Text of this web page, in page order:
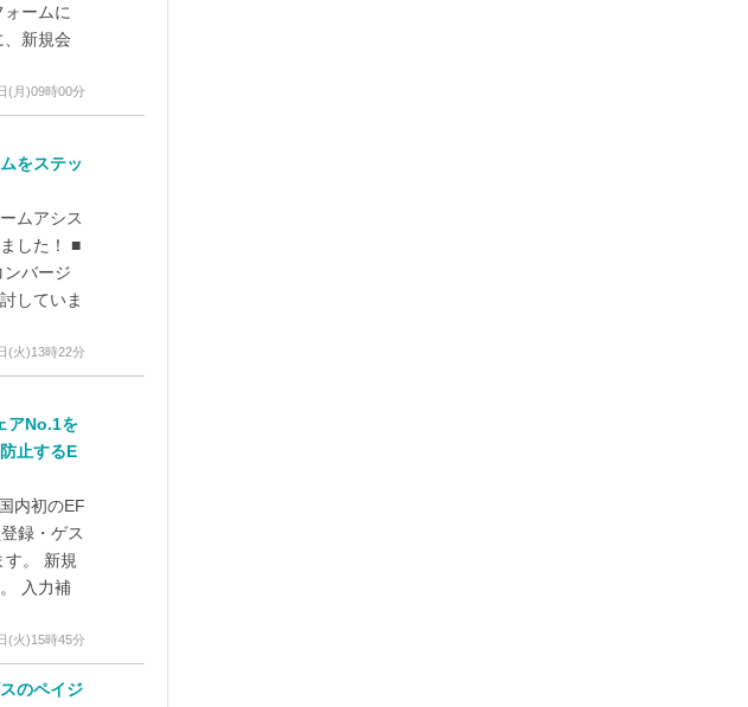
ームに
新規会
(月)09時00分
をステッ
ムアシス
した！ ■
バージ
していま
(火)13時22分
アNo.1を
止するE
内初のEF
録・ゲス
す。 新規
入力補
(火)15時45分
のペイジ